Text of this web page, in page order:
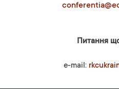
Питання
e-mail: